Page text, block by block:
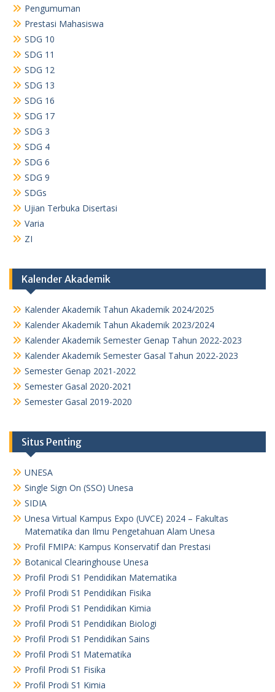
Pengumuman
Prestasi Mahasiswa
SDG 10
SDG 11
SDG 12
SDG 13
SDG 16
SDG 17
SDG 3
SDG 4
SDG 6
SDG 9
SDGs
Ujian Terbuka Disertasi
Varia
ZI
Kalender Akademik
Kalender Akademik Tahun Akademik 2024/2025
Kalender Akademik Tahun Akademik 2023/2024
Kalender Akademik Semester Genap Tahun 2022-2023
Kalender Akademik Semester Gasal Tahun 2022-2023
Semester Genap 2021-2022
Semester Gasal 2020-2021
Semester Gasal 2019-2020
Situs Penting
UNESA
Single Sign On (SSO) Unesa
SIDIA
Unesa Virtual Kampus Expo (UVCE) 2024 – Fakultas
Matematika dan Ilmu Pengetahuan Alam Unesa
Profil FMIPA: Kampus Konservatif dan Prestasi
Botanical Clearinghouse Unesa
Profil Prodi S1 Pendidikan Matematika
Profil Prodi S1 Pendidikan Fisika
Profil Prodi S1 Pendidikan Kimia
Profil Prodi S1 Pendidikan Biologi
Profil Prodi S1 Pendidikan Sains
Profil Prodi S1 Matematika
Profil Prodi S1 Fisika
Profil Prodi S1 Kimia